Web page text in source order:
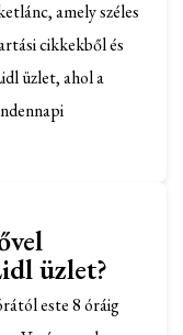
amely széles
cikkekből és
üzlet, ahol a
üzlet?
este 8 óráig